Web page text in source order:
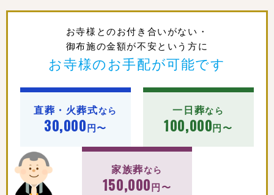
お寺様とのお付き合いがない・
御布施の金額が不安という方に
お寺様のお手配が可能です
直葬・火葬式なら
30,000円〜
一日葬なら
100,000円〜
家族葬 なら
150,000円〜